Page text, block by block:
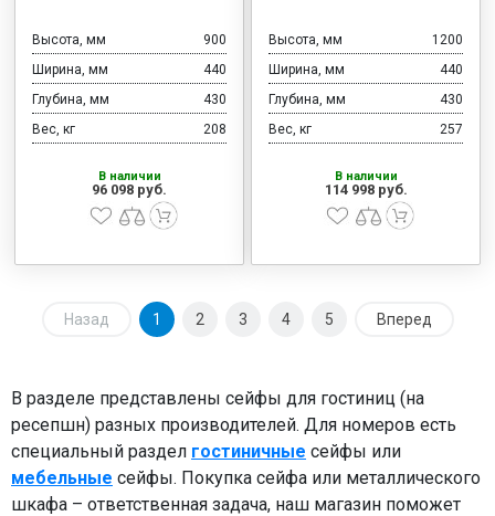
Высота, мм
900
Ширина, мм
440
Глубина, мм
430
Вес, кг
208
В наличии
96 098 руб.
Высота, мм
1200
Ширина, мм
440
Глубина, мм
430
Вес, кг
257
В наличии
114 998 руб.
Назад 1 2 3 4 5 Вперед
В разделе представлены сейфы для гостиниц (на
ресепшн) разных производителей. Для номеров есть
специальный раздел гостиничные сейфы или
мебельные сейфы. Покупка сейфа или металлического
шкафа – ответственная задача, наш магазин поможет